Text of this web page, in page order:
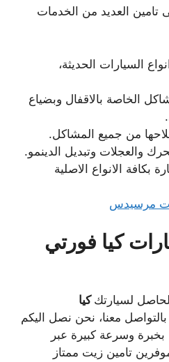
تامين العديد من الخدمات
السيارات الحديثة،
الخاصة بالاقفال وبضياع
من جميع المشاكل.
والعجلات وتبديل الدينمو.
بكافة الانواع الاصلية
مرسيدس
كيا فورتي
لسيارتك كيا
بالتواصل معنا، نحن نصل اليكم
بخبرة وسرعة كبيرة عبر
تامين زيت ممتاز